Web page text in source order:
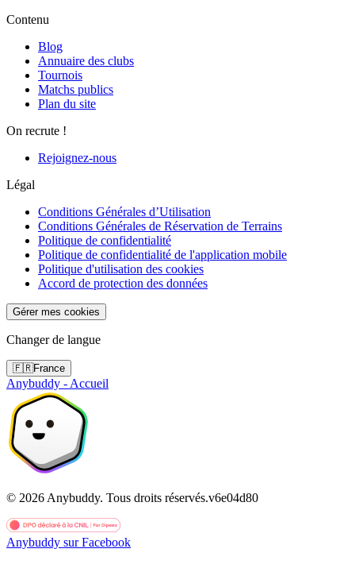
Contenu
Blog
Annuaire des clubs
Tournois
Matchs publics
Plan du site
On recrute !
Rejoignez-nous
Légal
Conditions Générales d’Utilisation
Conditions Générales de Réservation de Terrains
Politique de confidentialité
Politique de confidentialité de l'application mobile
Politique d'utilisation des cookies
Accord de protection des données
Gérer mes cookies
Changer de langue
🇫🇷France
Anybuddy - Accueil
© 2026 Anybuddy. Tous droits réservés.v6e04d80
Anybuddy sur Facebook